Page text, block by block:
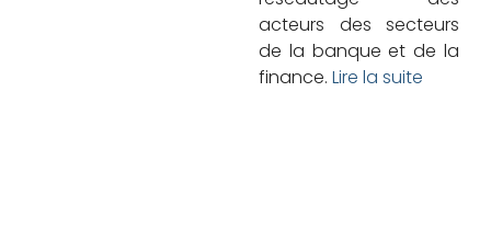
acteurs des secteurs
de la banque et de la
finance.Lire la suite